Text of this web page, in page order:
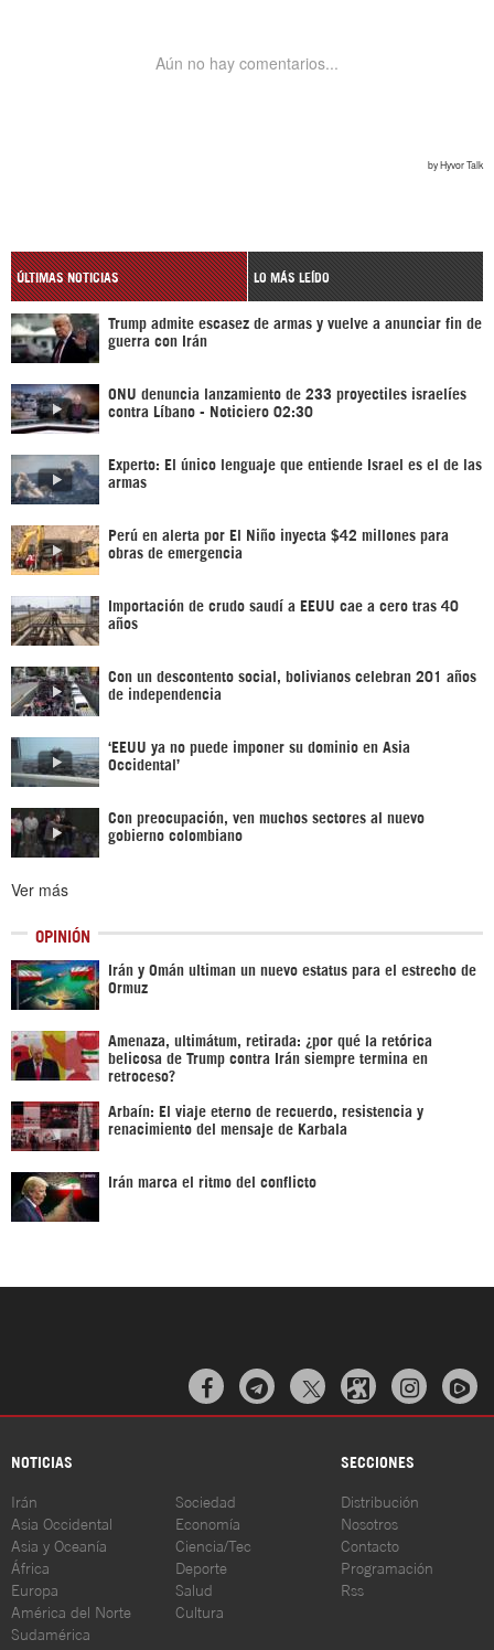
ÚLTIMAS NOTICIAS LO MÁS LEÍDO
Trump admite escasez de armas y vuelve a anunciar fin de
guerra con Irán
ONU denuncia lanzamiento de 233 proyectiles israelíes
contra Líbano - Noticiero 02:30
Experto: El único lenguaje que entiende Israel es el de las
armas
Perú en alerta por El Niño inyecta $42 millones para
obras de emergencia
Importación de crudo saudí a EEUU cae a cero tras 40
años
Con un descontento social, bolivianos celebran 201 años
de independencia
‘EEUU ya no puede imponer su dominio en Asia
Occidental’
Con preocupación, ven muchos sectores al nuevo
gobierno colombiano
Ver más
OPINIÓN
Irán y Omán ultiman un nuevo estatus para el estrecho de
Ormuz
Amenaza, ultimátum, retirada: ¿por qué la retórica
belicosa de Trump contra Irán siempre termina en
retroceso?
Arbaín: El viaje eterno de recuerdo, resistencia y
renacimiento del mensaje de Karbala
Irán marca el ritmo del conflicto
  
NOTICIAS SECCIONES
Irán
Asia Occidental
Asia y Oceanía
África
Europa
América del Norte
Sudamérica
Sociedad
Economía
Ciencia/Tec
Deporte
Salud
Cultura
Distribución
Nosotros
Contacto
Programación
Rss